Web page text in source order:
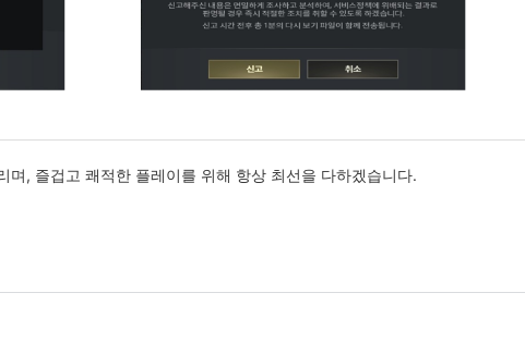
며, 즐겁고 쾌적한 플레이를 위해 항상 최선을 다하겠습니다.